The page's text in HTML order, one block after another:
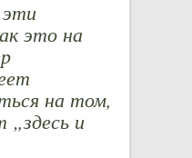
это на
на том,
„здесь и